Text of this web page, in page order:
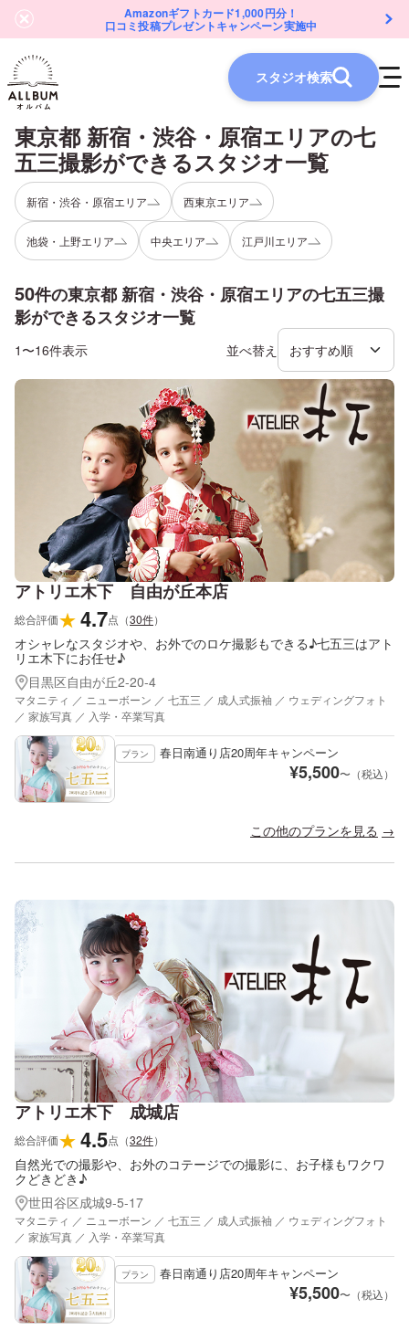
Amazonギフトカード1,000円分！
口コミ投稿プレゼントキャンペーン実施中
スタジオ検索
東京都 新宿・渋谷・原宿エリアの七
五三撮影ができるスタジオ一覧
新宿・渋谷・原宿エリア 西東京エリア
池袋・上野エリア 中央エリア 江戸川エリア
50件の東京都 新宿・渋谷・原宿エリアの七五三撮
影ができるスタジオ一覧
1〜16件表示 並べ替え
アトリエ木下 自由が丘本店
総合評価★4.7点 （30件）
オシャレなスタジオや、お外でのロケ撮影もできる♪七五三はアト
リエ木下にお任せ♪
目黒区自由が丘2-20-4
マタニティ ／ ニューボーン ／ 七五三 ／ 成人式振袖 ／ ウェディングフォト
／ 家族写真 ／ 入学・卒業写真
プラン 春日南通り店20周年キャンペーン
¥5,500〜（税込）
この他のプランを見る
アトリエ木下 成城店
総合評価★4.5点 （32件）
自然光での撮影や、お外のコテージでの撮影に、お子様もワクワ
クどきどき♪
世田谷区成城9-5-17
マタニティ ／ ニューボーン ／ 七五三 ／ 成人式振袖 ／ ウェディングフォト
／ 家族写真 ／ 入学・卒業写真
プラン 春日南通り店20周年キャンペーン
¥5,500〜（税込）